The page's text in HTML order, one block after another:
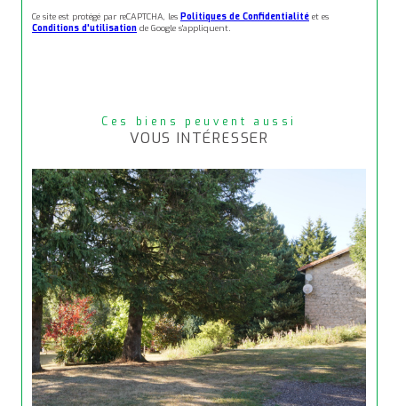
Ce site est protégé par reCAPTCHA, les Politiques de Confidentialité et es
Conditions d'utilisation de Google s'appliquent.
Ces biens peuvent aussi
VOUS INTÉRESSER